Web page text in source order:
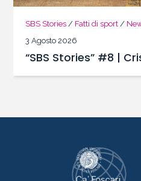
SBS Stories / Fatti di sport /
3 Agosto 2026
“SBS Stories” #8 |